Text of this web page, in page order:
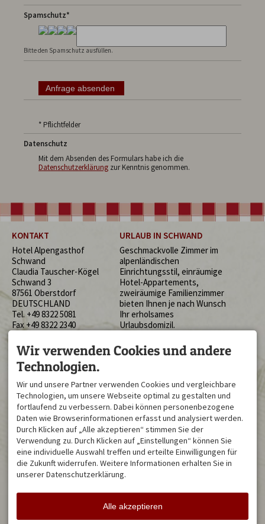
Spamschutz*
Bitte den Spamschutz ausfüllen.
* Pflichtfelder
Datenschutz
Mit dem Absenden des Formulars habe ich die
Datenschutzerklärung zur Kenntnis genommen.
KONTAKT
Hotel Alpengasthof
Schwand
Claudia Tauscher-Kögel
Schwand 3
87561 Oberstdorf
DEUTSCHLAND
Tel. +49 8322 5081
Fax +49 8322 2340
URLAUB IN SCHWAND
Geschmackvolle Zimmer im
alpenländischen
Einrichtungsstil, einräumige
Hotel-Appartements,
zweiräumige Familienzimmer
bieten Ihnen je nach Wunsch
Ihr erholsames
Urlaubsdomizil.
BESUCHEN SIE UNS AUF
UNSEREN PLATTFORMEN
Werden Sie Fan auf
Facebook
Sei Fan auf Instagram
Tripadvisor:
Restaurantbewertungen
Hotelbewertungen
Arbeiten, wo andere Urlaub
machen; komm ins Team:
AKTUELLES
Mehr Infos zu aktuellen
Themen finden Siehier
Wir verwenden Cookies und andere
Technologien.
Wir und unsere Partner verwenden Cookies und vergleichbare
Technologien, um unsere Webseite optimal zu gestalten und
fortlaufend zu verbessern. Dabei können personenbezogene
Daten wie Browserinformationen erfasst und analysiert werden.
Durch Klicken auf „Alle akzeptieren“ stimmen Sie der
Verwendung zu. Durch Klicken auf „Einstellungen“ können Sie
eine individuelle Auswahl treffen und erteilte Einwilligungen für
die Zukunft widerrufen. Weitere Informationen erhalten Sie in
unserer Datenschutzerklärung.
Alle akzeptieren